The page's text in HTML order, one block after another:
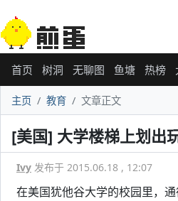
首页 树洞 无聊图 鱼塘 热榜
主页 教育 文章正文
[美国] 大学楼梯上划出
Ivy 发布于 2015.06.18 , 12:07
在美国犹他谷大学的校园里，